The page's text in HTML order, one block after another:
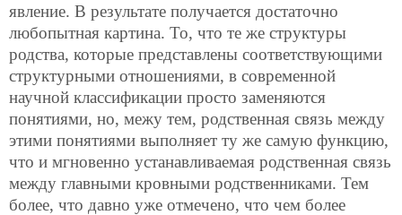
явление. В результате получается достаточно
любопытная картина. То, что те же структуры
родства, которые представлены соответствующими
структурными отношениями, в современной
научной классификации просто заменяются
понятиями, но, межу тем, родственная связь между
этими понятиями выполняет ту же самую функцию,
что и мгновенно устанавливаемая родственная связь
между главными кровными родственниками. Тем
более, что давно уже отмечено, что чем более